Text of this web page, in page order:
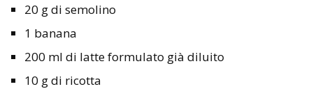
20 g di semolino
1 banana
200 ml di latte formulato già diluito
10 g di ricotta